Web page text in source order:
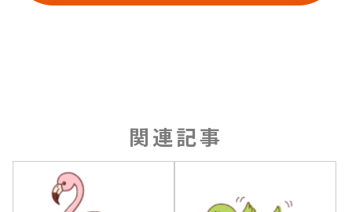
関連記事